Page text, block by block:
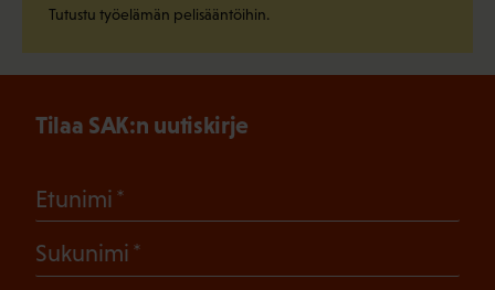
Tutustu työelämän pelisääntöihin.
Tilaa SAK:n uutiskirje
Etunimi
Sukunimi